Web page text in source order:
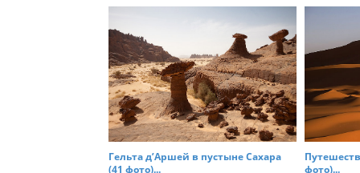
n
Гельта д’Аршей в пустыне Сахара
(41 фото)...
фото)...